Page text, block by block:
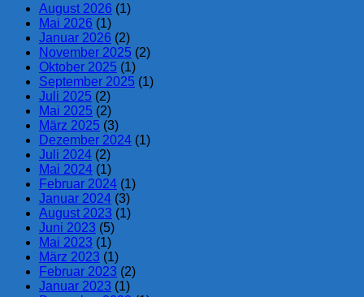
August 2026 (1)
Mai 2026 (1)
Januar 2026 (2)
November 2025 (2)
Oktober 2025 (1)
September 2025 (1)
Juli 2025 (2)
Mai 2025 (2)
März 2025 (3)
Dezember 2024 (1)
Juli 2024 (2)
Mai 2024 (1)
Februar 2024 (1)
Januar 2024 (3)
August 2023 (1)
Juni 2023 (5)
Mai 2023 (1)
März 2023 (1)
Februar 2023 (2)
Januar 2023 (1)